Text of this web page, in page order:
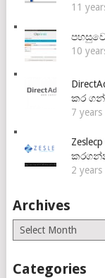
11
10
කර
7 years
2 years
Archives
Archives
Categories